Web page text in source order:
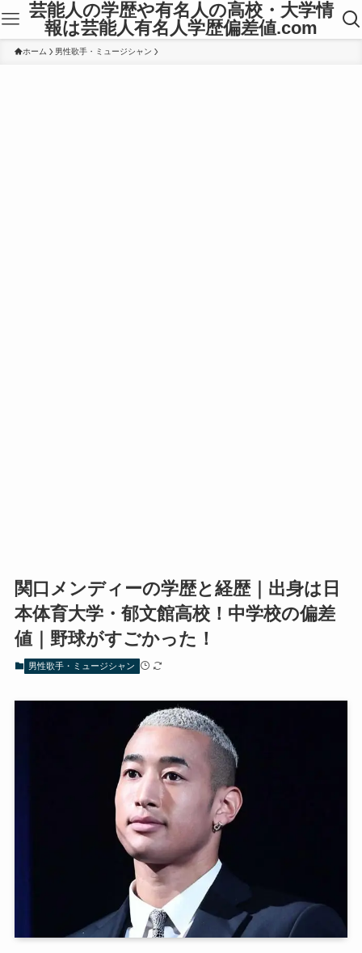
芸能人の学歴や有名人の高校・大学情
報は芸能人有名人学歴偏差値.com
ホーム 男性歌手・ミュージシャン
関口メンディーの学歴と経歴｜出身は日
本体育大学・郁文館高校！中学校の偏差
値｜野球がすごかった！
男性歌手・ミュージシャン